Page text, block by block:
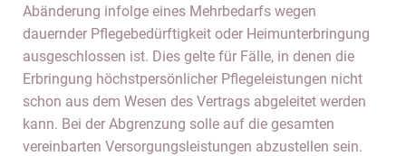
Abänderung infolge eines Mehrbedarfs wegen
dauernder Pflegebedürftigkeit oder Heimunterbringung
ausgeschlossen ist. Dies gelte für Fälle, in denen die
Erbringung höchstpersönlicher Pflegeleistungen nicht
schon aus dem Wesen des Vertrags abgeleitet werden
kann. Bei der Abgrenzung solle auf die gesamten
vereinbarten Versorgungsleistungen abzustellen sein.